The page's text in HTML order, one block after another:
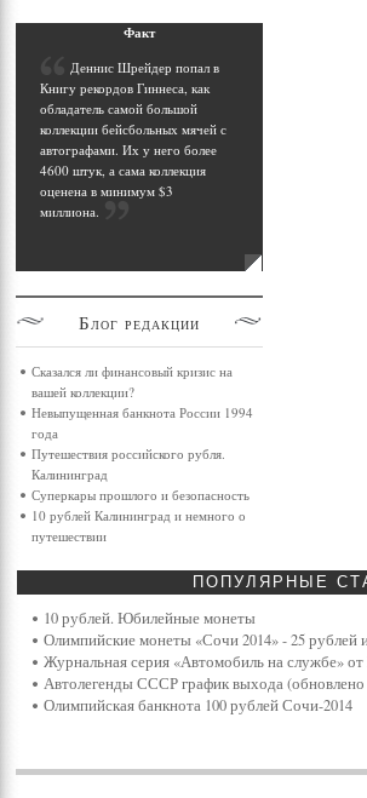
Факт
Деннис Шрейдер попал в
Книгу рекордов Гиннеса, как
обладатель самой большой
коллекции бейсбольных мячей с
автографами. Их у него более
4600 штук, а сама коллекция
оценена в минимум $3
миллиона.
Блог редакции
Сказался ли финансовый кризис на
вашей коллекции?
Невыпущенная банкнота России 1994
года
Путешествия российского рубля.
Калининград
Суперкары прошлого и безопасность
10 рублей Калининград и немного о
путешествии
ПОПУЛЯРНЫЕ
10 рублей. Юбилейные монеты
Олимпийские монеты «Сочи 2014» - 25 рублей
Журнальная серия «Автомобиль на службе»
Автолегенды СССР график выхода (обновлено
Олимпийская банкнота 100 рублей Сочи-2014